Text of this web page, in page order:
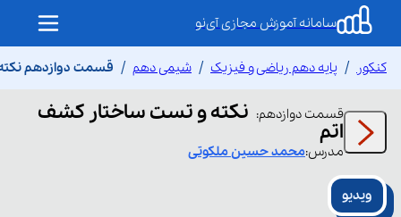
سامانه آموزش مجازی آی‌نو
کنکور پایه دهم ریاضی و فیزیک شیمی دهم قسمت دوازدهم
قسمت دوازدهم: نکته و تست ساختار کشف
اتم
مدرس:محمد حسینملکوتی
ویدیو